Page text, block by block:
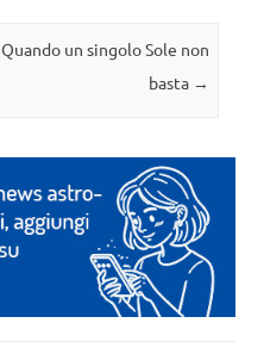
Quando un singolo Sole non
basta →